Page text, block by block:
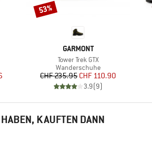
MARKE
GARMONT
Artikel
Tower Trek GTX
Produktgruppe
Wanderschuhe
Preis
CHF 235.95reduzierter Preis
CHF 110.90
3.9(9)
Rabatt
53%
KAUFTEN DANN